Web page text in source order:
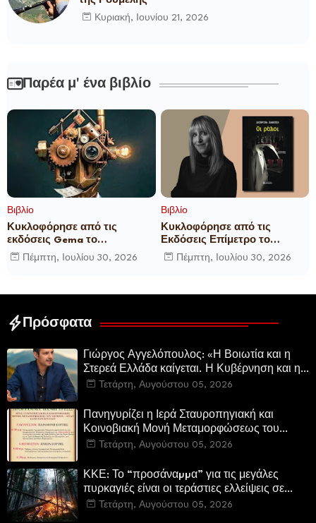
Κυριακή, Ιουνίου 21, 2026
Παρέα μ' ένα βιβλίο
Βιβλίο
Κυκλοφόρησε από τις
εκδόσεις Gema το
μυθιστόρημα του γνωστού
δημοσιογράφου Γεώργιου Θ.
Πέμπτη, Ιουλίου 30, 2026
Βιβλίο
Κυκλοφόρησε από τις
Εκδόσεις Επίμετρο το
αστυνομικό μυθιστόρημα της
Κατερίνας Πανούση Οι ρόλοι
Πέμπτη, Ιουλίου 30, 2026
Πρόσφατα
Γιώργος Αγγελόπουλος: «Η Βοιωτία και η
Στερεά Ελλάδα καίγεται. Η Κυβέρνηση και η
Περιφερειακή Αρχή αυτοθαυμάζονται.»
Τετάρτη, Αυγούστου 05, 2026
Πανηγυρίζει η Ιερά Σταυροπηγιακή και
Κοινοβιακή Μονή Μεταμορφώσεως του
Σωτήρος Καμενων Βουρλων (Μονή Αγιάς ή
Τετάρτη, Αυγούστου 05, 2026
ΚΚΕ: Το “προσάναµµα” για τις μεγάλες
πυρκαγιές είναι οι τεράστιες ελλείψεις σε
µέσα και προσωπικό στην Πυροσβεστική και
Τετάρτη, Αυγούστου 05, 2026